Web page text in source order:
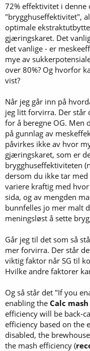
72% effektivitet i
"brygghuseffektivitet",
optimale
gjæringskaret. Det
det vanlige - er
mye av
over 80%? Og hvorfor
vist?
Når jeg går inn på
jeg litt forvirra. Der står
for å beregne OG. Men
på gunnlag av
påvirkes ikke av hvor
gjæringskaret, som er
brygghuseffektiviteten
dersom du ikke tar
variere kraftig med
sida, og av mengden
bunnfelles jo mer malt
meningsløst å sette
Går jeg til det som så
mer forvirra. Der står
viktig faktor når SG til
Hvilke andre faktorer
Og så står det "If you
enabling the Calc
efficiency will be back-
efficiency based on the
disabled, the
the mash efficiency (